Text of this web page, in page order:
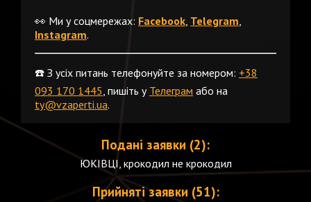
👀 Ми у соцмережах: Facebook, Telegram,
Instagram.
☎️ З усіх питань телефонуйте за номером: +38
093 170 1445, пишіть у Телеграм або на
ty@vzaperti.ua.
Подані заявки (2):
ЮКІВЦІ, крокодил не крокодил
Прийняті заявки (51):